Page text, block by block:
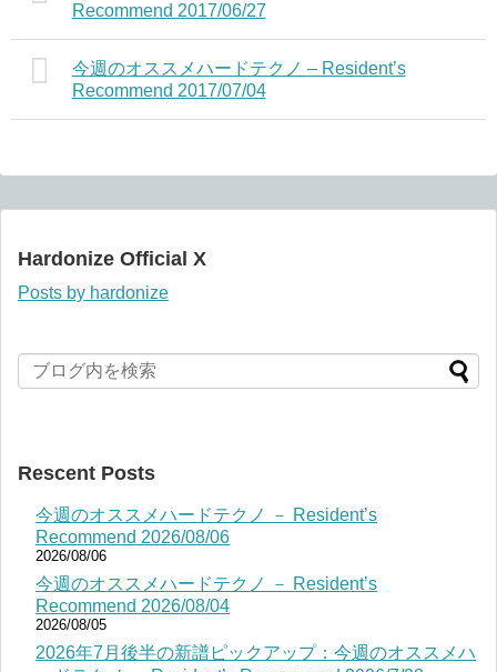
Recommend 2017/06/27
今週のオススメハードテクノ – Resident’s
Recommend 2017/07/04
Hardonize Official X
Posts by hardonize
Rescent Posts
今週のオススメハードテクノ － Resident’s
Recommend 2026/08/06
2026/08/06
今週のオススメハードテクノ － Resident’s
Recommend 2026/08/04
2026/08/05
2026年7月後半の新譜ピックアップ：今週のオススメハ